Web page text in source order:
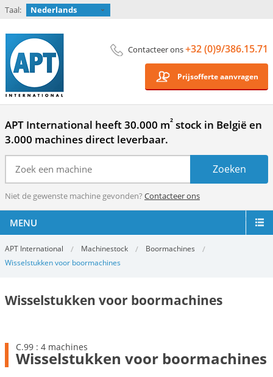
Taal: Nederlands
Contacteer ons+32 (0)9/386.15.71
Prijsofferte aanvragen
APT International heeft 30.000 m² stock in België en
3.000 machines direct leverbaar.
Niet de gewenste machine gevonden? Contacteer ons
MENU
APT International Machinestock
Boormachines
Wisselstukken voor boormachines
Wisselstukken voor boormachines
C.99 : 4 machines
Wisselstukken voor boormachines